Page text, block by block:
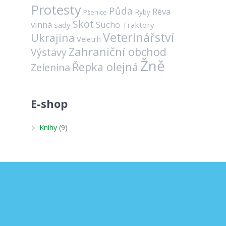
Protesty Pšenice Půda Ryby Réva
vinná sady Skot Sucho Traktory
Ukrajina Veletrh Veterinářství
VýstavyZahraniční obchod
Zelenina Řepka olejná Žně
E-shop
Knihy (9)